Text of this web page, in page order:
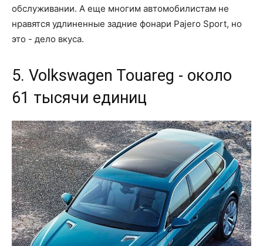
обслуживании. А еще многим автомобилистам не
нравятся удлиненные задние фонари Pajero Sport, но
это - дело вкуса.
5. Volkswagen Touareg - около
61 тысячи единиц